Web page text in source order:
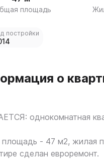
площадь
постройки
о
однокомнатная
- 47 м2, жилая
сделан евроремонт.